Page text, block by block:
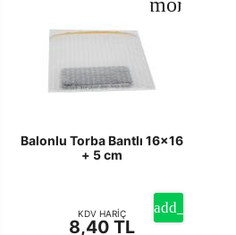
Balonlu Torba Bantlı 16x16
+ 5 cm
KDV HARİÇ
8,40 TL